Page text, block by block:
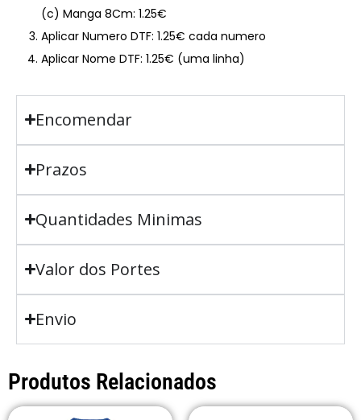
(c) Manga 8Cm: 1.25€
Aplicar Numero DTF: 1.25€ cada numero
Aplicar Nome DTF: 1.25€ (uma linha)
Encomendar
Prazos
Quantidades Minimas
Valor dos Portes
Envio
Produtos Relacionados